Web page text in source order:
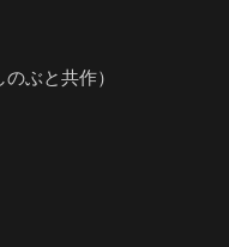
ぶと共作）